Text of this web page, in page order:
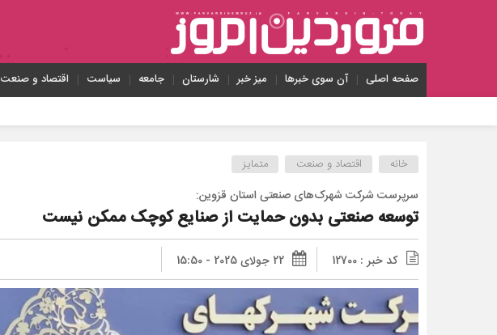
صفحه اصلی آن سوی خبرها میز خبر شارستان جامعه سیاست اقتصاد و صنعت
خانه اقتصاد و صنعت متمایز
سرپرست شرکت شهرک‌های صنعتی استان قزوین:
توسعه صنعتی بدون حمایت از صنایع کوچک ممکن نیست
کد خبر : 12700 22 جولای 2025 - 15:50